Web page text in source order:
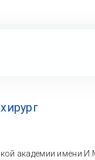
академии имени